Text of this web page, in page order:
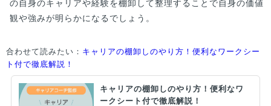
の自身のキャリアや経験を棚卸して整理することで自身の価値
観や強みが明らかになるでしょう。
合わせて読みたい： キャリアの棚卸しのやり方！便利なワークシー
ト付で徹底解説！
キャリアの棚卸しのやり方！便利なワ
ークシート付で徹底解説！